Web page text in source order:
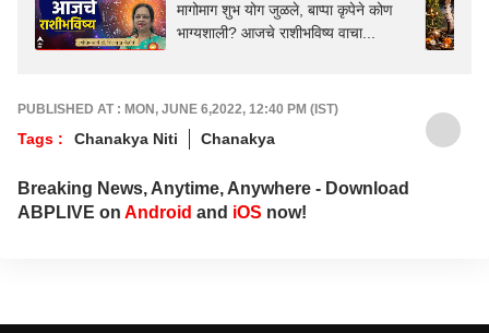
मागोमाग शुभ योग जुळले, बाप्पा कृपेने कोण
भाग्यशाली? आजचे राशीभविष्य वाचा...
PUBLISHED AT : MON, JUNE 6,2022, 12:40 PM (IST)
Tags : Chanakya Niti Chanakya
Breaking News, Anytime, Anywhere - Download
ABPLIVE on Android and iOS now!